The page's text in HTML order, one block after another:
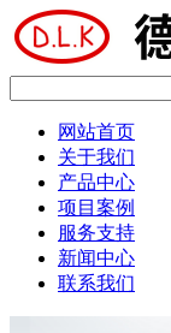
网站首页
关于我们
产品中心
项目案例
服务支持
新闻中心
联系我们